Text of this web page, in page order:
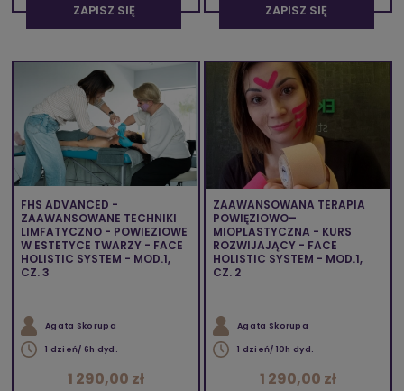
ZAPISZ SIĘ ZAPISZ SIĘ
FHS ADVANCED -
ZAAWANSOWANE TECHNIKI
LIMFATYCZNO - POWIEZIOWE
W ESTETYCE TWARZY - FACE
HOLISTIC SYSTEM - MOD.1,
CZ. 3
Agata Skorupa
1 dzień/ 6h dyd.
1 290,00 zł
ZAAWANSOWANA TERAPIA
POWIĘZIOWO–
MIOPLASTYCZNA - KURS
ROZWIJAJĄCY - FACE
HOLISTIC SYSTEM - MOD.1,
CZ. 2
Agata Skorupa
1 dzień/ 10h dyd.
1 290,00 zł